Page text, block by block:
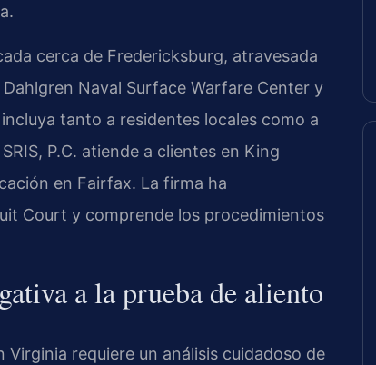
cerca de Fredericksburg, atravesada
Naval Surface Warfare Center y
tanto a residentes locales como a
P.C. atiende a clientes en King
en Fairfax. La firma ha
Court y comprende los procedimientos
a la prueba de aliento
requiere un análisis cuidadoso de